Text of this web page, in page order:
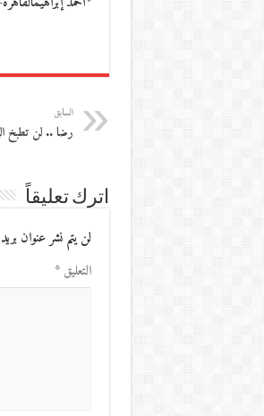
السابق
رضا .. لن تطبخ
اترك تعليقاً
لن يتم نشر عنوان
التعليق*